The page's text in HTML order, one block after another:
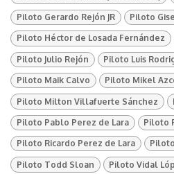
Piloto Gerardo Rejón JR Piloto
Piloto Héctor de Losada Fernández
Piloto Julio Rejón Piloto Luis
Piloto Maik Calvo Piloto Mikel
Piloto Milton Villafuerte Sánchez
Piloto Pablo Perez de Lara Piloto
Piloto Ricardo Perez de Lara
Piloto Todd Sloan Piloto Vidal